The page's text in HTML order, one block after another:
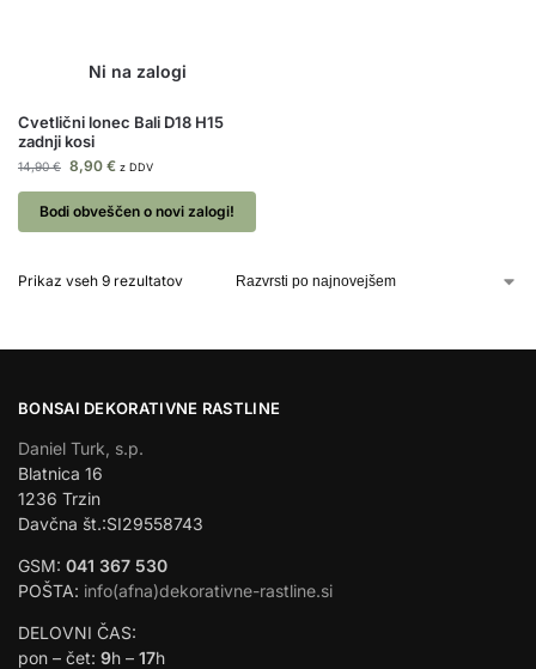
Cvetlični lonec Bali D18 H15
zadnji kosi
14,90€ 8,90 € z DDV
Bodi obveščen o novi zalogi!
Prikaz vseh 9 rezultatov
BONSAI DEKORATIVNE RASTLINE
Daniel Turk, s.p.
Blatnica 16
1236 Trzin
Davčna št.:SI29558743
GSM: 041 367 530
POŠTA: info(afna)dekorativne-rastline.si
DELOVNI ČAS:
pon – čet: 9h – 17h